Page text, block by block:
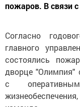
пожаров. В связи
Согласно
главного
состоялись
дворце "Олимпия"
с